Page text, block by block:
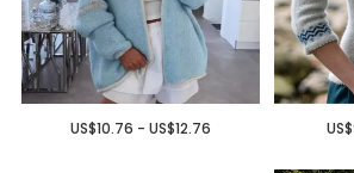
US$10.76 - US$12.76